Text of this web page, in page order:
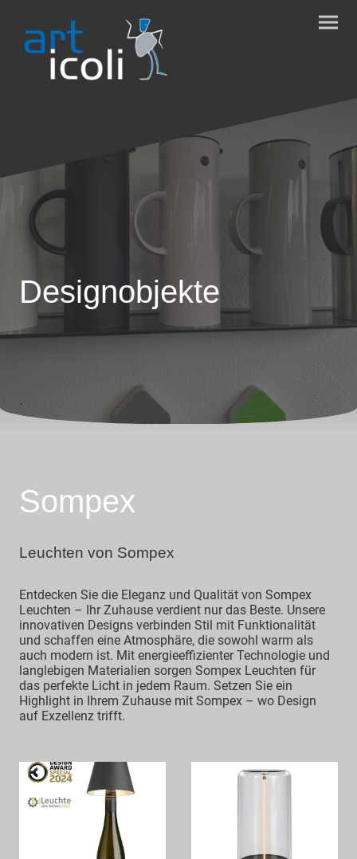
Designobjekte
Sompex
Leuchten von Sompex
Entdecken Sie die Eleganz und Qualität von Sompex
Leuchten – Ihr Zuhause verdient nur das Beste. Unsere
innovativen Designs verbinden Stil mit Funktionalität
und schaffen eine Atmosphäre, die sowohl warm als
auch modern ist. Mit energieeffizienter Technologie und
langlebigen Materialien sorgen Sompex Leuchten für
das perfekte Licht in jedem Raum. Setzen Sie ein
Highlight in Ihrem Zuhause mit Sompex – wo Design
auf Exzellenz trifft.